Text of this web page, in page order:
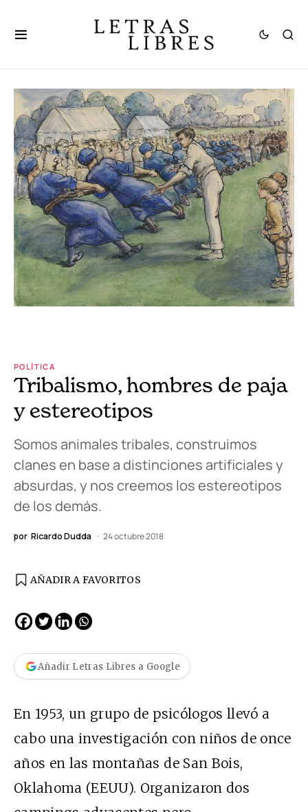
POLÍTICA
Tribalismo, hombres de paja
y estereotipos
Somos animales tribales, construimos
clanes en base a distinciones artificiales y
absurdas, y nos creemos los estereotipos
de los demás.
por Ricardo Dudda 24 octubre 2018
AÑADIR A FAVORITOS
Añadir Letras Libres a Google
En 1953, un grupo de psicólogos llevó a
cabo una investigación con niños de once
años en las montañas de San Bois,
Oklahoma (EEUU). Organizaron dos